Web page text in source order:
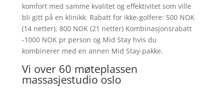
komfort med samme kvalitet og effektivitet som ville
bli gitt på en klinikk. Rabatt for ikke-golfere: 500 NOK
(14 netter), 800 NOK (21 netter) Kombinasjonsrabatt
-1000 NOK pr person og Mid Stay hvis du
kombinerer med en annen Mid Stay-pakke.
Vi over 60 møteplassen
massasjestudio oslo